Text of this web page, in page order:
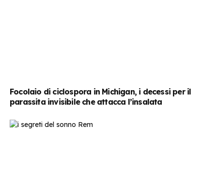
Focolaio di ciclospora in Michigan, i decessi per il
parassita invisibile che attacca l’insalata